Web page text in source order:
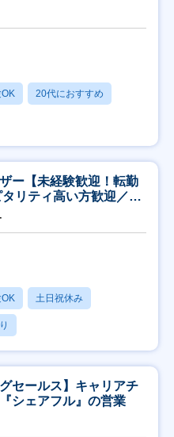
20代におすすめ
ー【未経験歓迎！転勤
リティ高い方歓迎／土
土日祝休み
セールス】キャリアチ
シェアフル』の営業